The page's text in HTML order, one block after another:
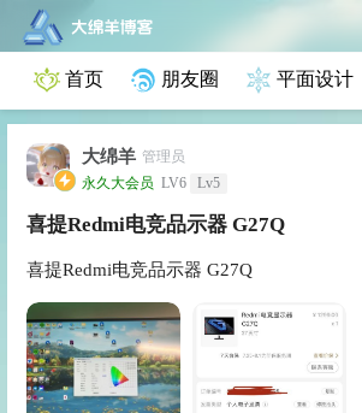
首页 朋友圈 平面设计
大绵羊 管理员
永久大会员 LV6 Lv5
喜提Redmi电竞品示器 G27Q
喜提Redmi电竞品示器 G27Q